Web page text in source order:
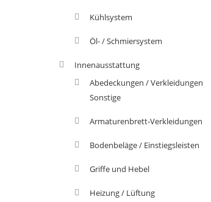
Kühlsystem
Öl- / Schmiersystem
Innenausstattung
Abedeckungen / Verkleidungen
Sonstige
Armaturenbrett-Verkleidungen
Bodenbeläge / Einstiegsleisten
Griffe und Hebel
Heizung / Lüftung